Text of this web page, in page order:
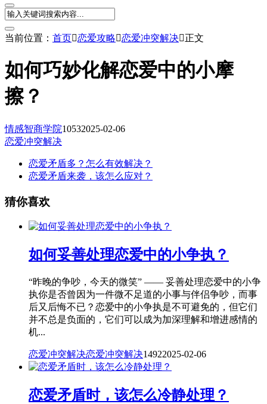
当前位置： 首页恋爱攻略恋爱冲突解决正文
如何巧妙化解恋爱中的小摩
擦？
情感智商学院10532025-02-06
恋爱冲突解决
恋爱矛盾多？怎么有效解决？
恋爱矛盾来袭，该怎么应对？
猜你喜欢
如何妥善处理恋爱中的小争执？
“昨晚的争吵，今天的微笑” —— 妥善处理恋爱中的小争
执你是否曾因为一件微不足道的小事与伴侣争吵，而事
后又后悔不已？恋爱中的小争执是不可避免的，但它们
并不总是负面的，它们可以成为加深理解和增进感情的
机...
恋爱冲突解决恋爱冲突解决14922025-02-06
恋爱矛盾时，该怎么冷静处理？